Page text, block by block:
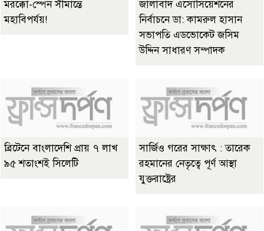
মরক্কো-স্পেন সীমান্তে
মহাবিপর্যয়!
জালাবাদ এসোসিয়েশনের
নির্বাচনে ডা: কামরুল হাসান
সভাপতি এডভোকেট জসিম
উদ্দিন সাধারণ সম্পাদক
ব্রিটেনে বাংলাদেশি প্রায় ৭ লাখ
৯৫ শতাংশই সিলেটি
সার্জিও গরের সাক্ষাৎ : তারেক
রহমানের নেতৃত্বে পূর্ণ আস্থা
যুক্তরাষ্ট্রের